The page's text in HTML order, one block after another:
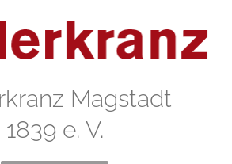
Magstadt
1839 e. V.